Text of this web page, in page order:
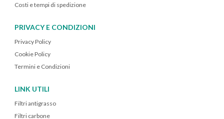
Costi e tempi di spedizione
PRIVACY E CONDIZIONI
Privacy Policy
Cookie Policy
Termini e Condizioni
LINK UTILI
Filtri antigrasso
Filtri carbone